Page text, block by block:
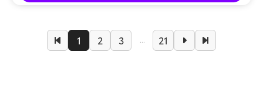
1 2 3 ... 21